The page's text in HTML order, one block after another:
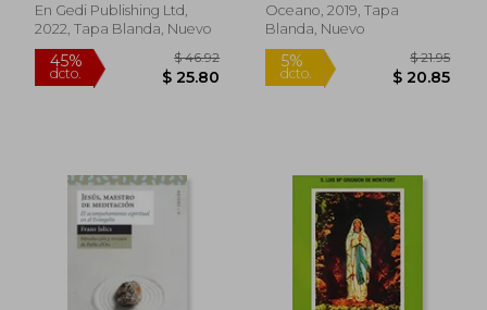
En Gedi Publishing Ltd,
2022, Tapa Blanda, Nuevo
45%
Oceano, 2019, Tapa
Blanda, Nuevo
5%
dcto.
Rápido